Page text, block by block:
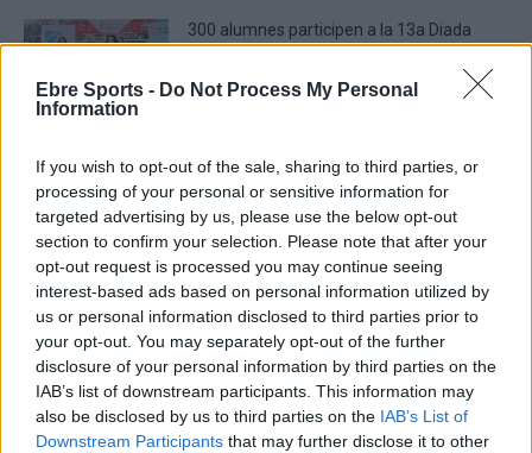
Ebre Sports - Do Not Process My Personal
Information
If you wish to opt-out of the sale, sharing to third parties, or
processing of your personal or sensitive information for
targeted advertising by us, please use the below opt-out
section to confirm your selection. Please note that after your
opt-out request is processed you may continue seeing
interest-based ads based on personal information utilized by
us or personal information disclosed to third parties prior to
your opt-out. You may separately opt-out of the further
disclosure of your personal information by third parties on the
IAB’s list of downstream participants. This information may
also be disclosed by us to third parties on the IAB’s List of
Downstream Participants that may further disclose it to other
Esports
300 alumnes participen a la 13a Diada
Poliesportiva de centres educatius del
març 19, 2026
Esports
La jugadora de voleibol Júlia Vilar,
esportista de l’any a Roquetes
gener 31, 2026